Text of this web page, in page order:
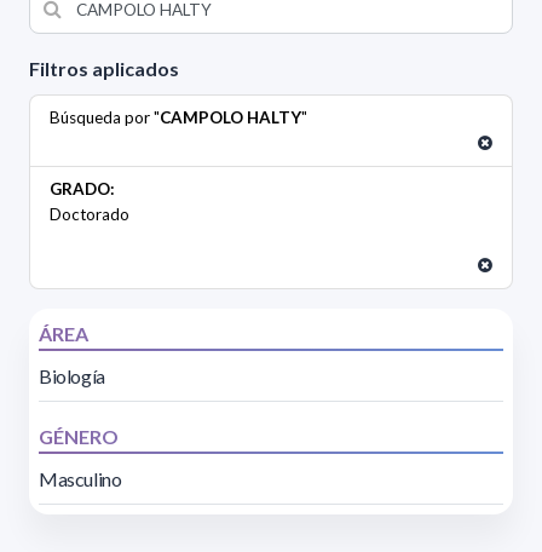
Filtros aplicados
Búsqueda por "CAMPOLO HALTY"
GRADO:
Doctorado
ÁREA
Biología
GÉNERO
Masculino